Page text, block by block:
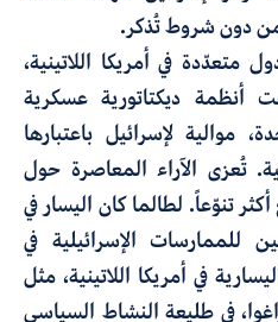
دون شروط تُذكر.
متعدّدة في أمريكا اللاتينية،
أنظمة ديكتاتورية عسكرية
موالية لإسرائيل باعتبارها
تُعزى الآراء المعاصرة حول
تنوّعاً. لطالما كان اليسار في
للممارسات الإسرائيلية في
في أمريكا اللاتينية، مثل
في طليعة النشاط السياسي